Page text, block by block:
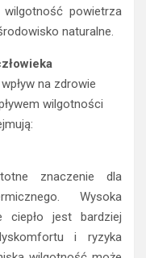
powietrza
naturalne.
na zdrowie
wilgotności
znaczenie dla
Wysoka
ciepło jest bardziej
i ryzyka